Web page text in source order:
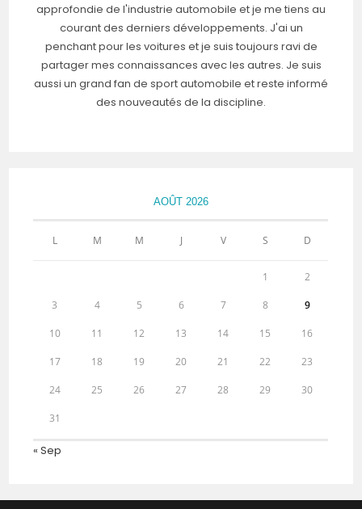
approfondie de l'industrie automobile et je me tiens au
courant des derniers développements. J'ai un
penchant pour les voitures et je suis toujours ravi de
partager mes connaissances avec les autres. Je suis
aussi un grand fan de sport automobile et reste informé
des nouveautés de la discipline.
AOÛT 2026
L M M J V S D
1 2
3 4 5 6 7 8 9
10 11 12 13 14 15 16
17 18 19 20 21 22 23
24 25 26 27 28 29 30
31
« Sep